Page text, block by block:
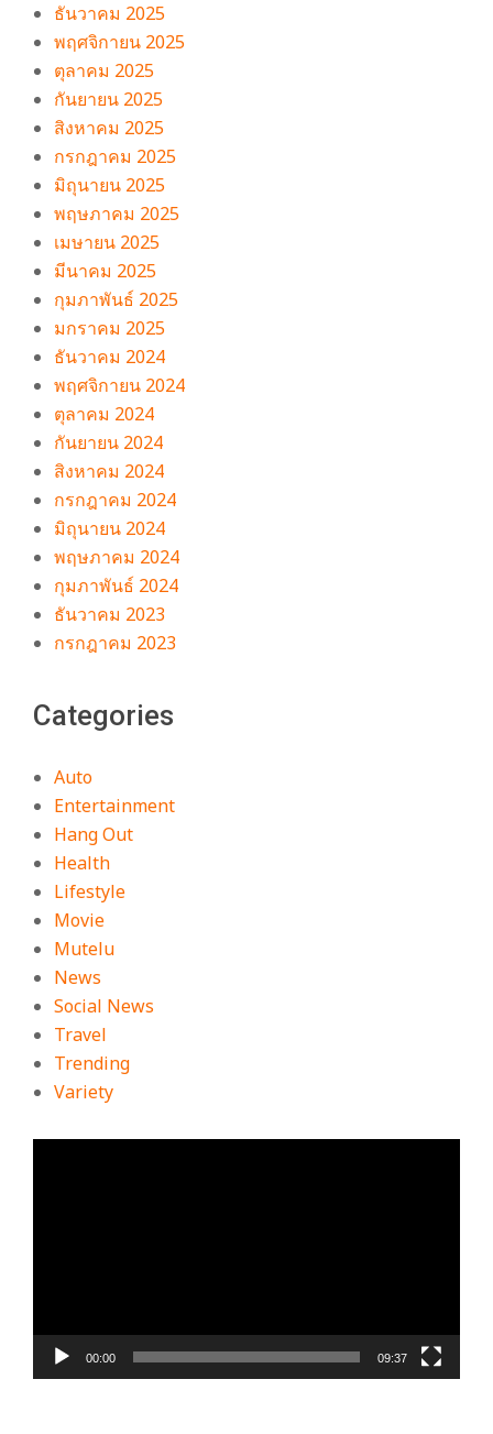
ธันวาคม 2025
พฤศจิกายน 2025
ตุลาคม 2025
กันยายน 2025
สิงหาคม 2025
กรกฎาคม 2025
มิถุนายน 2025
พฤษภาคม 2025
เมษายน 2025
มีนาคม 2025
กุมภาพันธ์ 2025
มกราคม 2025
ธันวาคม 2024
พฤศจิกายน 2024
ตุลาคม 2024
กันยายน 2024
สิงหาคม 2024
กรกฎาคม 2024
มิถุนายน 2024
พฤษภาคม 2024
กุมภาพันธ์ 2024
ธันวาคม 2023
กรกฎาคม 2023
Categories
Auto
Entertainment
Hang Out
Health
Lifestyle
Movie
Mutelu
News
Social News
Travel
Trending
Variety
00:00 09:37